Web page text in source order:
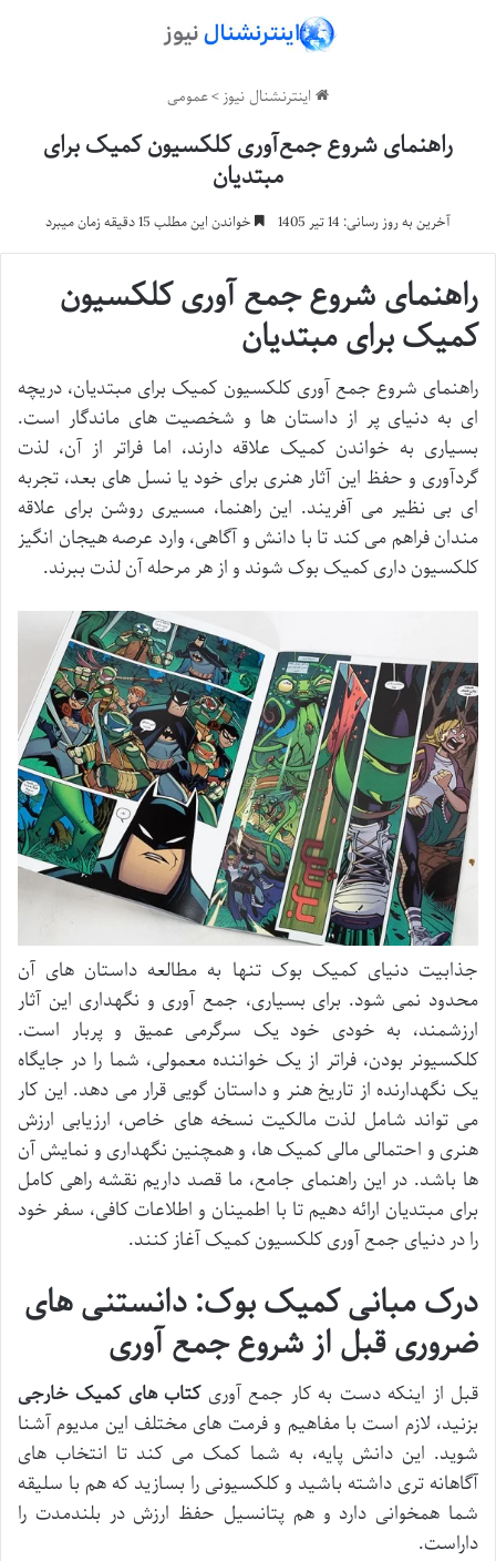
اینترنشنال نیوز>عمومی
راهنمای شروع جمع‌آوری کلکسیون کمیک برای
مبتدیان
آخرین به روز رسانی: 14 تیر 1405 خواندن این مطلب 15 دقیقه زمان میبرد
راهنمای شروع جمع آوری کلکسیون
کمیک برای مبتدیان
راهنمای شروع جمع آوری کلکسیون کمیک برای مبتدیان، دریچه
ای به دنیای پر از داستان ها و شخصیت های ماندگار است.
بسیاری به خواندن کمیک علاقه دارند، اما فراتر از آن، لذت
گردآوری و حفظ این آثار هنری برای خود یا نسل های بعد، تجربه
ای بی نظیر می آفریند. این راهنما، مسیری روشن برای علاقه
مندان فراهم می کند تا با دانش و آگاهی، وارد عرصه هیجان انگیز
کلکسیون داری کمیک بوک شوند و از هر مرحله آن لذت ببرند.
جذابیت دنیای کمیک بوک تنها به مطالعه داستان های آن
محدود نمی شود. برای بسیاری، جمع آوری و نگهداری این آثار
ارزشمند، به خودی خود یک سرگرمی عمیق و پربار است.
کلکسیونر بودن، فراتر از یک خواننده معمولی، شما را در جایگاه
یک نگهدارنده از تاریخ هنر و داستان گویی قرار می دهد. این کار
می تواند شامل لذت مالکیت نسخه های خاص، ارزیابی ارزش
هنری و احتمالی مالی کمیک ها، و همچنین نگهداری و نمایش آن
ها باشد. در این راهنمای جامع، ما قصد داریم نقشه راهی کامل
برای مبتدیان ارائه دهیم تا با اطمینان و اطلاعات کافی، سفر خود
را در دنیای جمع آوری کلکسیون کمیک آغاز کنند.
درک مبانی کمیک بوک: دانستنی های
ضروری قبل از شروع جمع آوری
قبل از اینکه دست به کار جمع آوریکتاب های کمیک خارجی
بزنید، لازم است با مفاهیم و فرمت های مختلف این مدیوم آشنا
شوید. این دانش پایه، به شما کمک می کند تا انتخاب های
آگاهانه تری داشته باشید و کلکسیونی را بسازید که هم با سلیقه
شما همخوانی دارد و هم پتانسیل حفظ ارزش در بلندمدت را
داراست.